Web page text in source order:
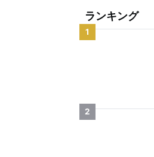
ランキング
1
2